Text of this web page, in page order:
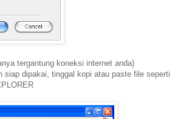
tergantung koneksi internet anda)
siap dipakai, tinggal kopi atau paste file seperti